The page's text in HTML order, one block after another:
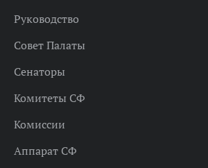
Руководство
Совет Палаты
Сенаторы
Комитеты СФ
Комиссии
Аппарат СФ